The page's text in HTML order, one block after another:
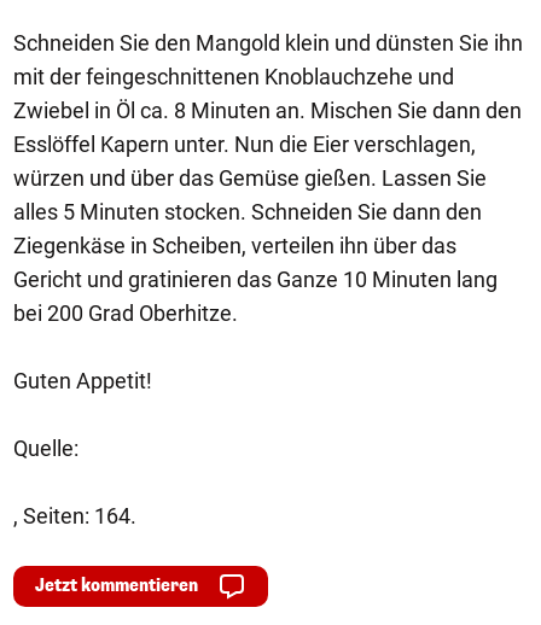
Schneiden Sie den Mangold klein und dünsten Sie ihn
mit der feingeschnittenen Knoblauchzehe und
Zwiebel in Öl ca. 8 Minuten an. Mischen Sie dann den
Esslöffel Kapern unter. Nun die Eier verschlagen,
würzen und über das Gemüse gießen. Lassen Sie
alles 5 Minuten stocken. Schneiden Sie dann den
Ziegenkäse in Scheiben, verteilen ihn über das
Gericht und gratinieren das Ganze 10 Minuten lang
bei 200 Grad Oberhitze.
Guten Appetit!
Quelle:
, Seiten: 164.
Jetzt kommentieren